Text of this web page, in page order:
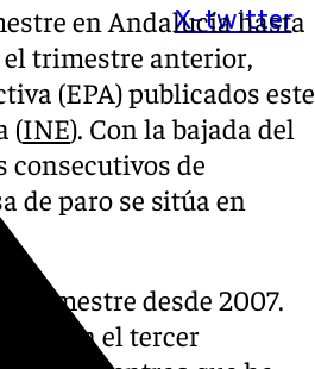
X-twitter
en Andalucía hasta
el trimestre anterior,
(EPA) publicados este
(INE). Con la bajada del
consecutivos de
de paro se sitúa en
trimestre desde 2007.
en el tercer